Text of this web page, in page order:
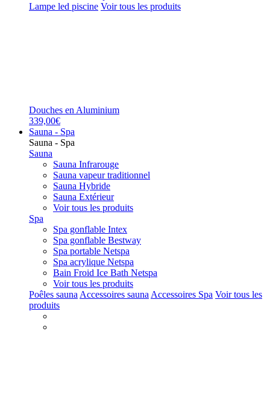
Lampe led piscine Voir tous les produits
Douches en Aluminium
339,00€
Sauna - Spa
Sauna - Spa
Sauna
Sauna Infrarouge
Sauna vapeur traditionnel
Sauna Hybride
Sauna Extérieur
Voir tous les produits
Spa
Spa gonflable Intex
Spa gonflable Bestway
Spa portable Netspa
Spa acrylique Netspa
Bain Froid Ice Bath Netspa
Voir tous les produits
Poêles sauna Accessoires sauna Accessoires Spa Voir tous les
produits